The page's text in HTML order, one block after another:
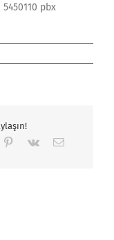
pbx
Pinterest
Vk
E-